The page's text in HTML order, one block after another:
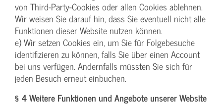
von Third-Party-Cookies oder allen Cookies ablehnen.
Wir weisen Sie darauf hin, dass Sie eventuell nicht alle
Funktionen dieser Website nutzen können.
e) Wir setzen Cookies ein, um Sie für Folgebesuche
identifizieren zu können, falls Sie über einen Account
bei uns verfügen. Andernfalls müssten Sie sich für
jeden Besuch erneut einbuchen.
§ 4 Weitere Funktionen und Angebote unserer Website